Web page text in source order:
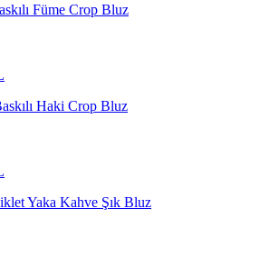
Füme Crop Bluz
Haki Crop Bluz
Yaka Kahve Şık Bluz